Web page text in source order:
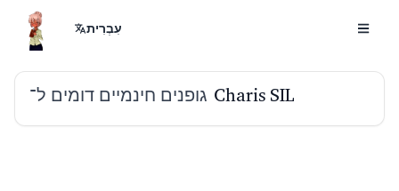
עִבְרִית
גופנים חינמיים דומים ל־ Charis SIL